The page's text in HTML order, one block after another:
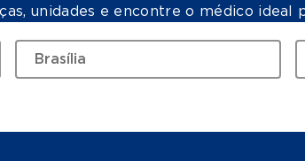
unidades e encontre o médico ideal